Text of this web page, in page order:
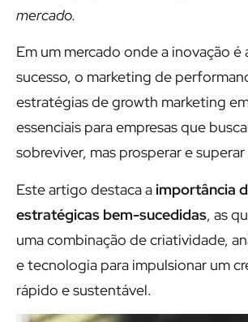
mercado.
Em um mercado onde a inovação é
sucesso, o marketing de
estratégias de growth marketing
essenciais para empresas que
sobreviver, mas prosperar e
Este artigo destaca a importância
estratégicas bem-sucedidas, as
uma combinação de criatividade,
e tecnologia para impulsionar um
rápido e sustentável.